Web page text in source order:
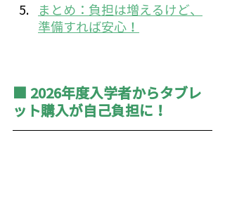
まとめ：負担は増えるけど、
準備すれば安心！
■ 2026年度入学者からタブレ
ット購入が自己負担に！